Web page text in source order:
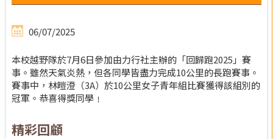
06/07/2025
本校越野隊於7月6日參加由力行社主辦的「回歸跑2025」賽
事。雖然天氣炎熱，但各同學皆盡力完成10公里的長跑賽事。
賽事中，林暟澄（3A）於10公里女子青年組比賽獲得該組別的
冠軍。恭喜得獎同學﹗
精彩回顧